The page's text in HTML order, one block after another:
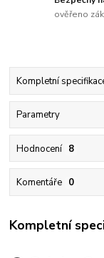
ověřeno
Kompletní
Parametry
Hodnocení 8
Komentáře 0
Kompletní